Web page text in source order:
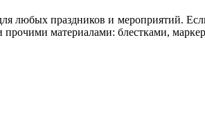
любых праздников и мероприятий.
материалами: блестками,